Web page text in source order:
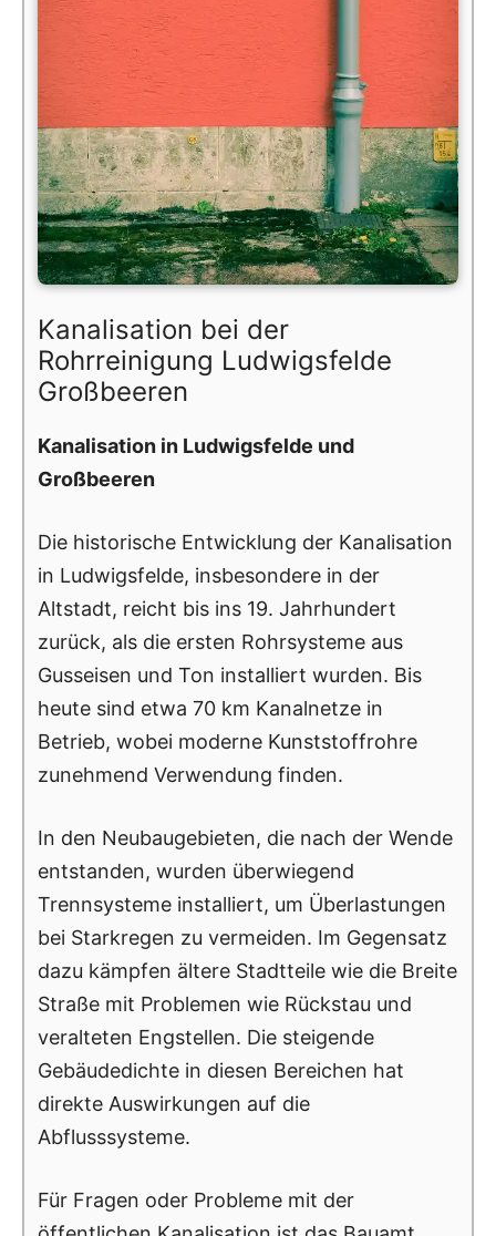
Kanalisation bei der
Rohrreinigung Ludwigsfelde
Großbeeren
Kanalisation in Ludwigsfelde und
Großbeeren
Die historische Entwicklung der Kanalisation
in Ludwigsfelde, insbesondere in der
Altstadt, reicht bis ins 19. Jahrhundert
zurück, als die ersten Rohrsysteme aus
Gusseisen und Ton installiert wurden. Bis
heute sind etwa 70 km Kanalnetze in
Betrieb, wobei moderne Kunststoffrohre
zunehmend Verwendung finden.
In den Neubaugebieten, die nach der Wende
entstanden, wurden überwiegend
Trennsysteme installiert, um Überlastungen
bei Starkregen zu vermeiden. Im Gegensatz
dazu kämpfen ältere Stadtteile wie die Breite
Straße mit Problemen wie Rückstau und
veralteten Engstellen. Die steigende
Gebäudedichte in diesen Bereichen hat
direkte Auswirkungen auf die
Abflusssysteme.
Für Fragen oder Probleme mit der